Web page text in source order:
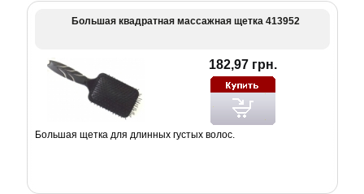
Большая квадратная массажная щетка 413952
182,97 грн.
Большая щетка для длинных густых волос.